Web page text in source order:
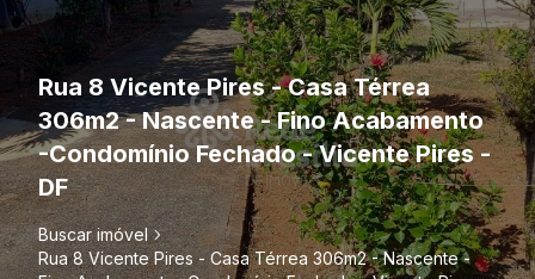
Rua 8 Vicente Pires - Casa Térrea
306m2 - Nascente - Fino Acabamento
-Condomínio Fechado - Vicente Pires -
DF
Buscar imóvel
Rua 8 Vicente Pires - Casa Térrea 306m2 - Nascente -